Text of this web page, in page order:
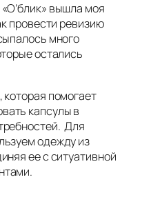
вышла моя
провести ревизию
много
остались
которая помогает
капсулы в
Для
одежду из
ее с ситуативной